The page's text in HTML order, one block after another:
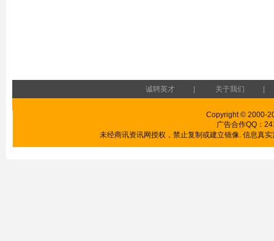
诚聘英才 关于我们
Copyright © 2000-
广告合作QQ：
未经商讯资讯网授权，禁止复制或建立镜像. 信息真